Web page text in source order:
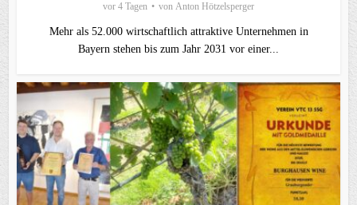
vor 4 Tagen von Anton Hötzelsperger
Mehr als 52.000 wirtschaftlich attraktive Unternehmen in
Bayern stehen bis zum Jahr 2031 vor einer...